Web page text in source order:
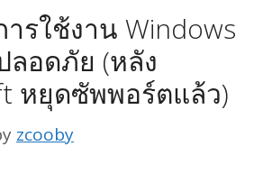
ารใช้งาน Windows
ลอดภัย (หลัง
หยุดซัพพอร์ตแล้ว)
zcooby